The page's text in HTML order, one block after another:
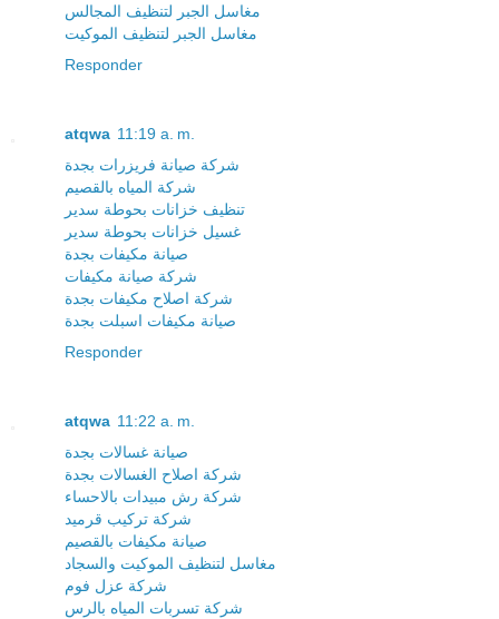
مغاسل الجبر لتنظيف المجالس
مغاسل الجبر لتنظيف الموكيت
Responder
atqwa 11:19 a. m.
شركة المياه بالقصيم
تنظيف خزانات بحوطة سدير
غسيل خزانات بحوطة سدير
صيانة مكيفات بجدة
شركة صيانة مكيفات
شركة اصلاح مكيفات بجدة
صيانة مكيفات اسبلت بجدة
Responder
atqwa 11:22 a. m.
صيانة غسالات بجدة
شركة اصلاح الغسالات بجدة
شركة رش مبيدات بالاحساء
شركة تركيب قرميد
صيانة مكيفات بالقصيم
مغاسل لتنظيف الموكيت والسجاد
شركة عزل فوم
شركة تسربات المياه بالرس